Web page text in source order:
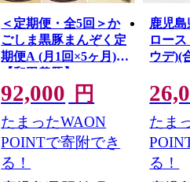
＜定期便・全5回＞か
ごしま黒豚まんぞく定
期便A (月1回×5ヶ月)
【和田養豚】
92,000 円
たまったWAON
POINTで寄附でき
る！
鹿児
ロー
ウデ)(
たま
る！